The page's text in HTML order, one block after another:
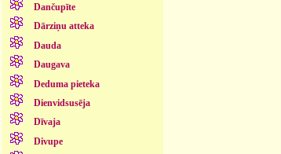
Dančupīte
Dārziņu atteka
Dauda
Daugava
Deduma pieteka
Dienvidsusēja
Dīvaja
Divupe